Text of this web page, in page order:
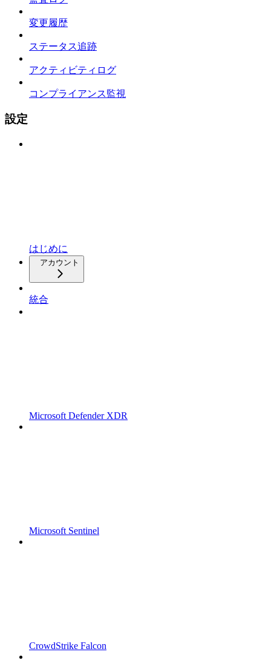
変更履歴
ステータス追跡
アクティビティログ
コンプライアンス監視
設定
はじめに
アカウント
統合
Microsoft Defender XDR
Microsoft Sentinel
CrowdStrike Falcon